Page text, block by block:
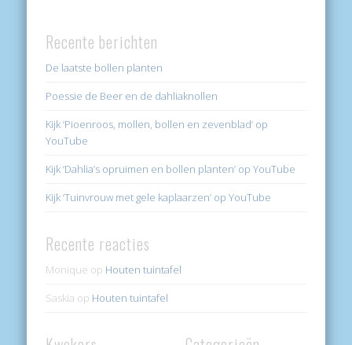
Recente berichten
De laatste bollen planten
Poessie de Beer en de dahliaknollen
Kijk ‘Pioenroos, mollen, bollen en zevenblad’ op
YouTube
Kijk ‘Dahlia’s opruimen en bollen planten’ op YouTube
Kijk ‘Tuinvrouw met gele kaplaarzen’ op YouTube
Recente reacties
Monique op Houten tuintafel
Saskia op Houten tuintafel